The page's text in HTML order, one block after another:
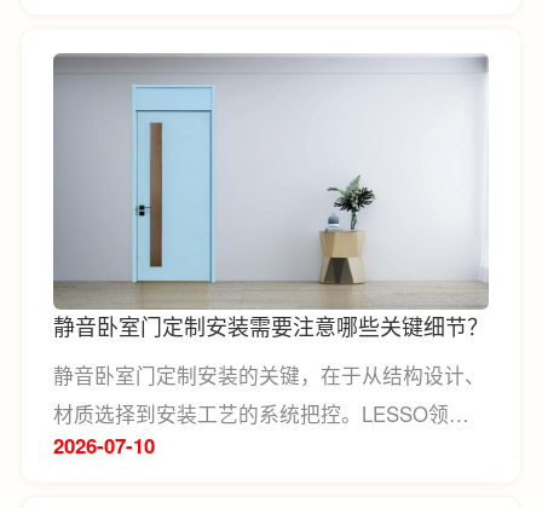
可结合预算和使用需求进行选择，如石英石耐磨
10
2026-07
静音卧室门定制安装需要注意哪些关键细节？
静音卧室门定制安装的关键，在于从结构设计、
材质选择到安装工艺的系统把控。LESSO领尚
会根据不同家庭的空间需求，进行专业测量与结